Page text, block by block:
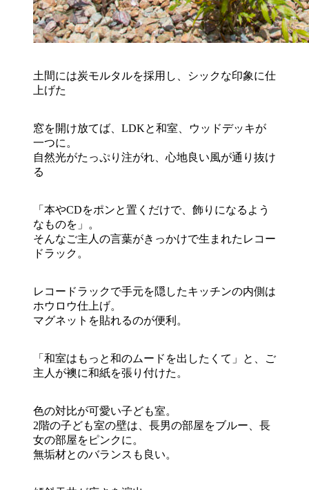
土間には炭モルタルを採用し、シックな印象に仕
上げた
窓を開け放てば、LDKと和室、ウッドデッキが
一つに。
自然光がたっぷり注がれ、心地良い風が通り抜け
る
「本やCDをポンと置くだけで、飾りになるよう
なものを」。
そんなご主人の言葉がきっかけで生まれたレコー
ドラック。
レコードラックで手元を隠したキッチンの内側は
ホウロウ仕上げ。
マグネットを貼れるのが便利。
「和室はもっと和のムードを出したくて」と、ご
主人が襖に和紙を張り付けた。
色の対比が可愛い子ども室。
2階の子ども室の壁は、長男の部屋をブルー、長
女の部屋をピンクに。
無垢材とのバランスも良い。